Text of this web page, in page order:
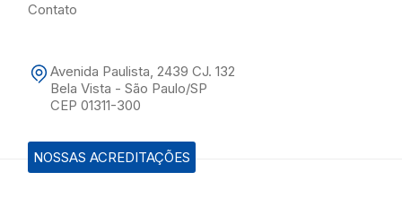
Contato
Avenida Paulista, 2439 CJ. 132
Bela Vista - São Paulo/SP
CEP 01311-300
NOSSAS ACREDITAÇÕES